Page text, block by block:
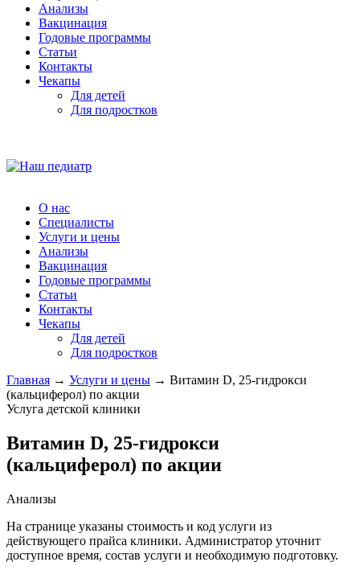
Анализы
Вакцинация
Годовые программы
Статьи
Контакты
Чекапы
Для детей
Для подростков
О нас
Специалисты
Услуги и цены
Анализы
Вакцинация
Годовые программы
Статьи
Контакты
Чекапы
Для детей
Для подростков
Главная → Услуги и цены → Витамин D, 25-гидрокси
(кальциферол) по акции
Услуга детской клиники
Витамин D, 25-гидрокси
(кальциферол) по акции
Анализы
На странице указаны стоимость и код услуги из
действующего прайса клиники. Администратор уточнит
доступное время, состав услуги и необходимую подготовку.